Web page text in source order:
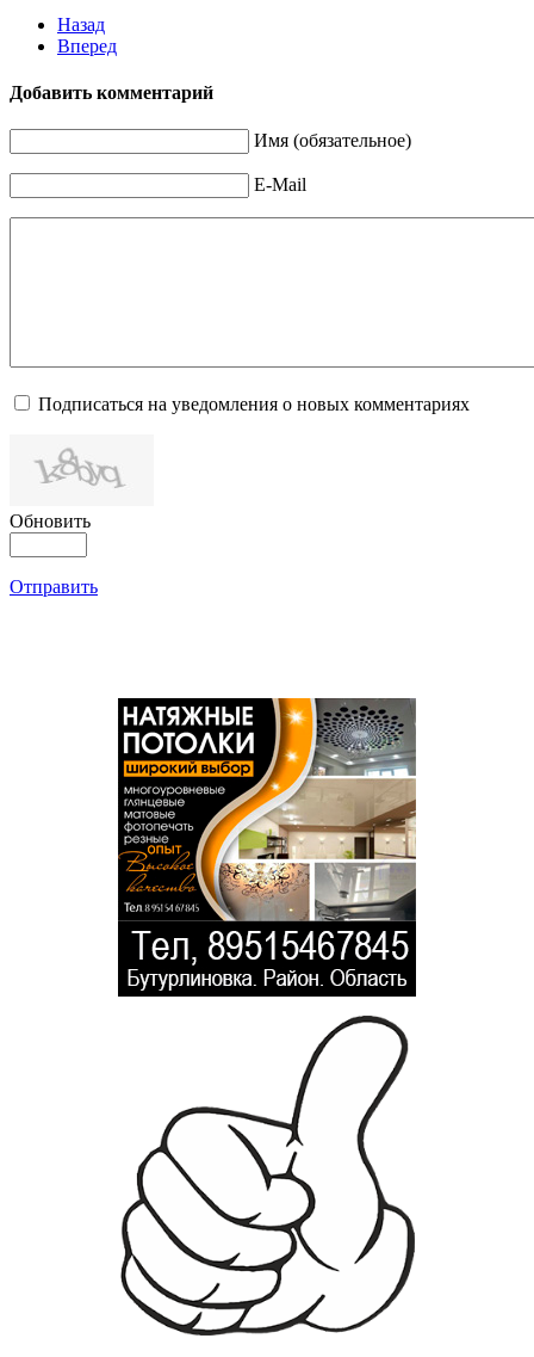
Назад
Вперед
Добавить комментарий
Имя (обязательное)
E-Mail
Подписаться на уведомления о новых комментариях
Обновить
Отправить